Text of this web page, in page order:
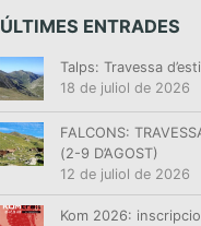
ÚLTIMES ENTRADES
Talps: Travessa
18 de juliol de 2026
FALCONS:
(2-9 D’AGOST)
12 de juliol de 2026
Kom 2026: